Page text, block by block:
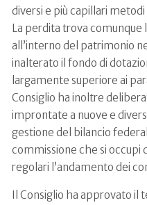
diversi e più capillari
La perdita trova comunque
all’interno del patrimonio
inalterato il fondo di
largamente superiore ai
Consiglio ha inoltre
improntate a nuove e
gestione del bilancio
commissione che si occupi
regolari l’andamento dei
Il Consiglio ha approvato il